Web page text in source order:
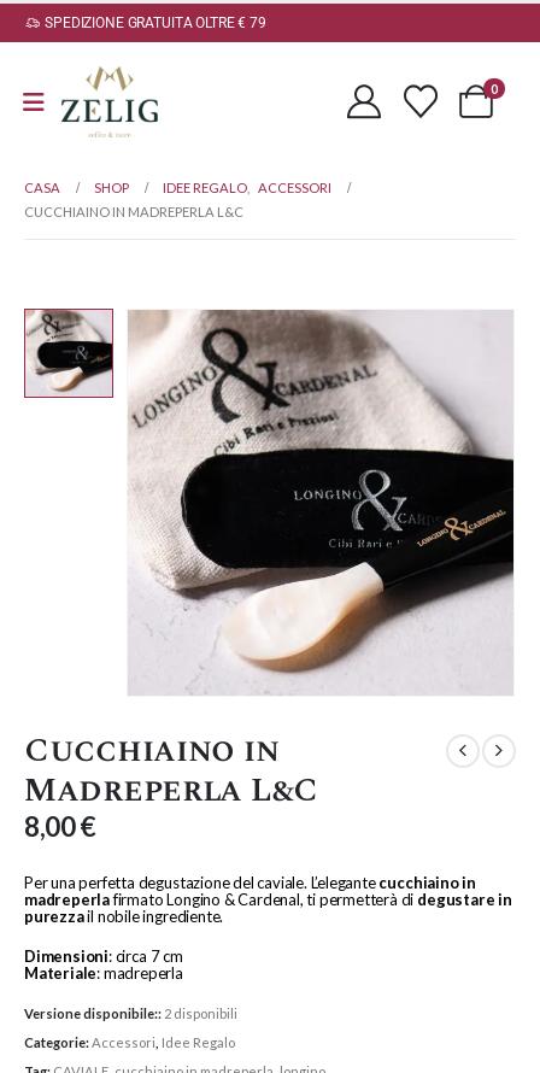
SPEDIZIONE GRATUITA OLTRE € 79
0
CASA SHOP IDEE REGALO
ACCESSORI
CUCCHIAINO IN MADREPERLA L&C
Cucchiaino in
Madreperla L&C
8,00€
Per una perfetta degustazione del caviale. L’elegantecucchiaino in
madreperlafirmato Longino & Cardenal, ti permetterà di degustare in
purezzail nobile ingrediente.
Dimensioni: circa 7 cm
Materiale: madreperla
Versione disponibile:: 2 disponibili
Categorie:Accessori Idee Regalo